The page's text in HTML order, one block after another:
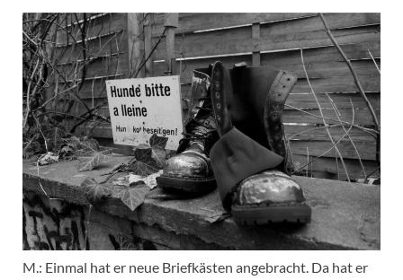
M.: Einmal hat er neue Briefkästen angebracht. Da hat er